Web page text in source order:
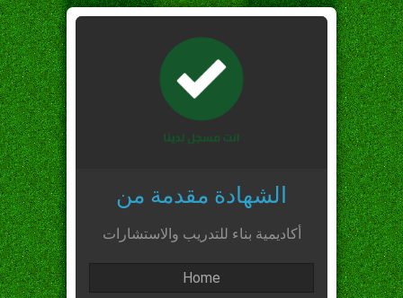
الشهادة مقدمة من
أكاديمية بناء للتدريب والاستشارات
Home